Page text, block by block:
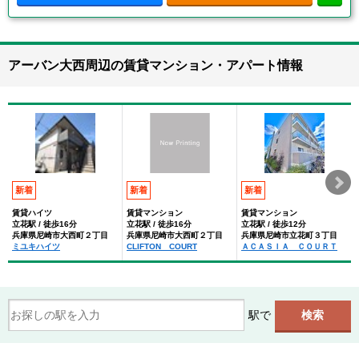
アーバン大西周辺の賃貸マンション・アパート情報
新着
賃貸ハイツ
立花駅 / 徒歩16分
兵庫県尼崎市大西町２丁目
ミユキハイツ
新着
賃貸マンション
立花駅 / 徒歩16分
兵庫県尼崎市大西町２丁目
CLIFTON COURT
新着
賃貸マンション
立花駅 / 徒歩12分
兵庫県尼崎市立花町３丁目
ＡＣＡＳＩＡ ＣＯＵＲＴ
駅で